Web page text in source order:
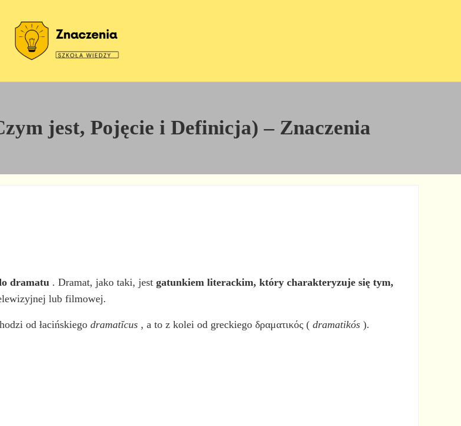
jest, Pojęcie i Definicja) – Znaczenia
dramatu . Dramat, jako taki, jestgatunkiem literackim, który charakteryzuje się tym,
lub filmowej.
od łacińskiegodramatĭcus , a to z kolei od greckiego δραματικός (dramatikós ).